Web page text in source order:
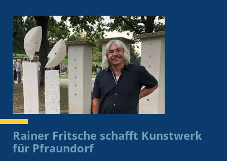
Rainer Fritsche schafft Kunstwerk
für Pfraundorf